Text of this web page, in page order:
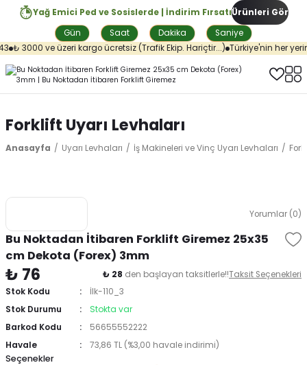
Yağ Emici Ped ve Sosislerde | İndirim Fırsatı
Gün
Saat Dakika Saniye
Ürünleri Gör
₺ 3000 ve üzeri kargo ücretsiz (Trafik Ekip. Hariçtir...) Türkiye'nin her
Forklift Uyarı Levhaları
Anasayfa Uyarı Levhaları İş Makineleri ve Vinç Uyarı Levhaları
Yorumlar (0)
Bu Noktadan İtibaren Forklift Giremez 25x35
cm Dekota (Forex) 3mm
₺ 76 ₺ 28 den başlayan taksitlerle!!Taksit Seçenekleri
Stok Kodu
İlk-110_3
Stok Durumu
Stokta var
Barkod Kodu
56655552222
Havale
73,86 TL (%3,00 havale indirimi)
Seçenekler